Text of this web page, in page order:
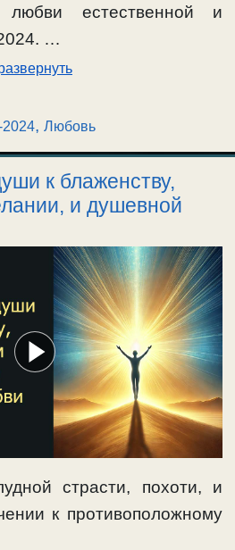
естественной и
…
2024,Любовь
к блаженству,
и душевной
страсти, похоти, и
к противоположному